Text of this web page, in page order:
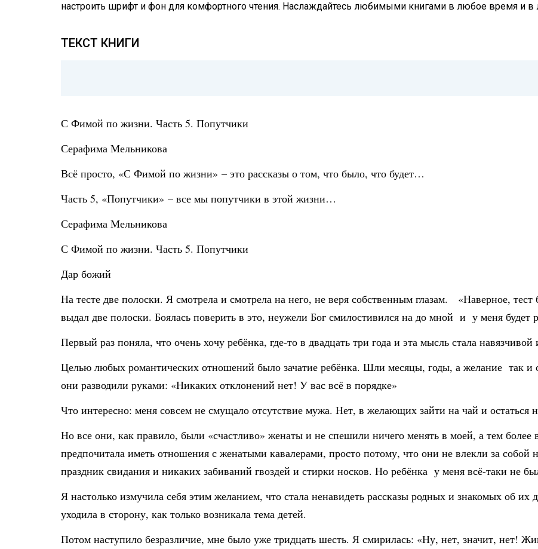
настроить шрифт и фон для комфортного чтения. Наслаждайтесь любимыми книгами в любое время и
ТЕКСТ КНИГИ
С Фимой по жизни. Часть 5. Попутчики
Серафима Мельникова
Всё просто, «С Фимой по жизни» – это рассказы о том, что было, что будет…
Часть 5, «Попутчики» – все мы попутчики в этой жизни…
Серафима Мельникова
С Фимой по жизни. Часть 5. Попутчики
Дар божий
На тесте две полоски. Я смотрела и смотрела на него, не веря собственным глазам. «Наверное,
выдал две полоски. Боялась поверить в это, неужели Бог смилостивился на до мной и у меня будет
Первый раз поняла, что очень хочу ребёнка, где-то в двадцать три года и эта мысль стала навязчивой
Целью любых романтических отношений было зачатие ребёнка. Шли месяцы, годы, а желание так и
они разводили руками: «Никаких отклонений нет! У вас всё в порядке»
Что интересно: меня совсем не смущало отсутствие мужа. Нет, в желающих зайти на чай и остаться
Но все они, как правило, были «счастливо» женаты и не спешили ничего менять в моей, а тем
предпочитала иметь отношения с женатыми кавалерами, просто потому, что они не влекли за собой
праздник свидания и никаких забиваний гвоздей и стирки носков. Но ребёнка у меня всё-таки не
Я настолько измучила себя этим желанием, что стала ненавидеть рассказы родных и знакомых об
уходила в сторону, как только возникала тема детей.
Потом наступило безразличие, мне было уже тридцать шесть. Я смирилась: «Ну, нет, значит, нет!